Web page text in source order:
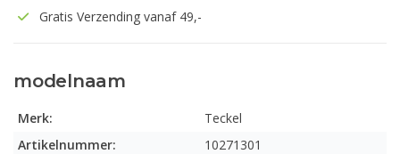
Gratis Verzending vanaf 49,-
modelnaam
Merk:
Teckel
Artikelnummer:
10271301